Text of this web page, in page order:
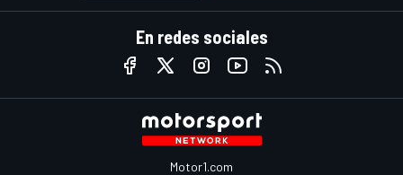
En redes sociales
Motor1.com